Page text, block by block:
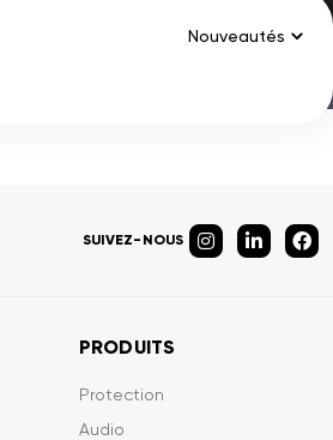
SUIVEZ-NOUS
PRODUITS
Protection
Audio